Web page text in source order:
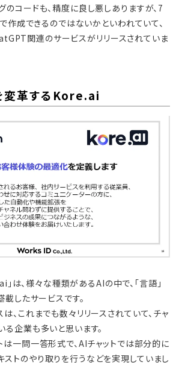
のコードも、精度に良し悪しありますが、7
成できるのではないかといわれていて、
関連のサービスがリリースされていま
変革するKore.ai
は、様々な種類があるAIの中で、「言語」
載したサービスです。
、これまでも数々リリースされていて、チャ
る企業も多いと思います。
は一問一答形式で、AIチャットでは部分的に
トのやり取りを行うなどを実現していまし